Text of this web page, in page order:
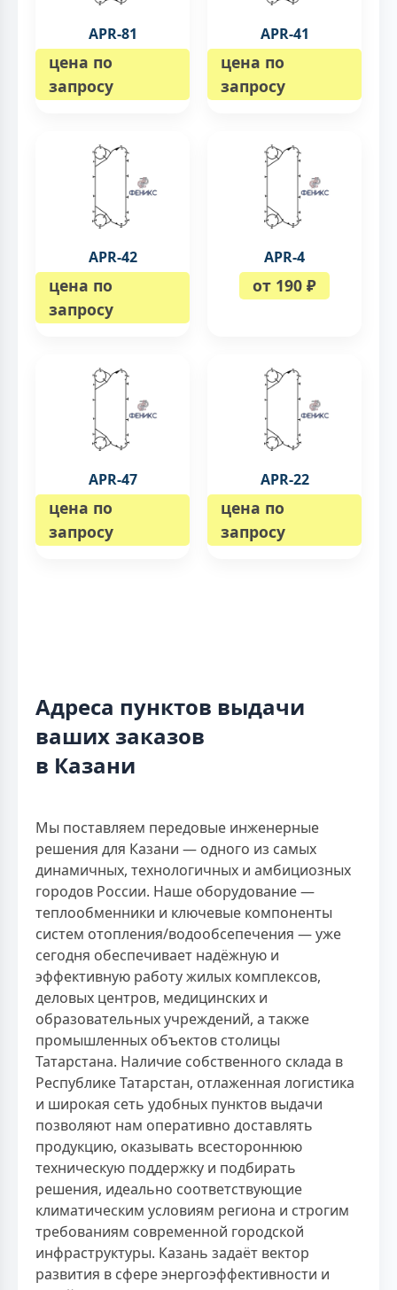
APR-81
цена по
запросу
APR-41
цена по
запросу
APR-42
цена по
запросу
APR-4
от 190 ₽
APR-47
цена по
запросу
APR-22
цена по
запросу
Адреса пунктов выдачи
ваших заказов
в Казани
Мы поставляем передовые инженерные
решения для Казани — одного из самых
динамичных, технологичных и амбициозных
городов России. Наше оборудование —
теплообменники и ключевые компоненты
систем отопления/водообсепечения — уже
сегодня обеспечивает надёжную и
эффективную работу жилых комплексов,
деловых центров, медицинских и
образовательных учреждений, а также
промышленных объектов столицы
Татарстана. Наличие собственного склада в
Республике Татарстан, отлаженная логистика
и широкая сеть удобных пунктов выдачи
позволяют нам оперативно доставлять
продукцию, оказывать всестороннюю
техническую поддержку и подбирать
решения, идеально соответствующие
климатическим условиям региона и строгим
требованиям современной городской
инфраструктуры. Казань задаёт вектор
развития в сфере энергоэффективности и